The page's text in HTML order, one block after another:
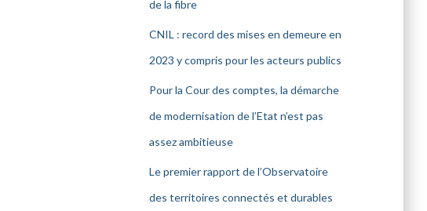
de la fibre
CNIL : record des mises en demeure en
2023 y compris pour les acteurs publics
Pour la Cour des comptes, la démarche
de modernisation de l’Etat n’est pas
assez ambitieuse
Le premier rapport de l’Observatoire
des territoires connectés et durables